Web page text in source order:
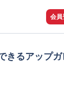
会員
きるアップ